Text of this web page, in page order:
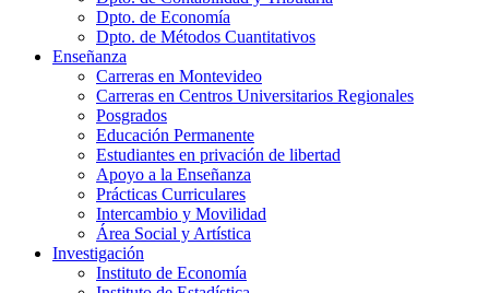
Dpto. de Economía
Dpto. de Métodos Cuantitativos
Enseñanza
Carreras en Montevideo
Carreras en Centros Universitarios Regionales
Posgrados
Educación Permanente
Estudiantes en privación de libertad
Apoyo a la Enseñanza
Prácticas Curriculares
Intercambio y Movilidad
Área Social y Artística
Investigación
Instituto de Economía